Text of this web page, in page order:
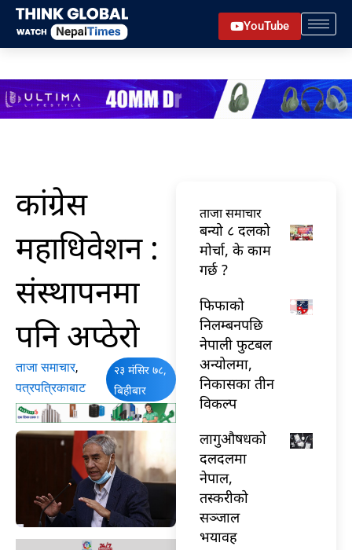
Skip
content
YouTube
कांग्रेस
महाधिवेशन :
संस्थापनमा
पनि अप्ठेरो
ताजा समाचार,
पत्रपत्रिकाबाट
२३ मंसिर ७८,
बिहीबार
ताजा समाचार
बन्यो ८ दलको
मोर्चा, के काम
गर्छ ?
फिफाको
निलम्बनपछि
नेपाली फुटबल
अन्योलमा,
निकासका तीन
विकल्प
लागुऔषधको
दलदलमा
नेपाल,
तस्करीको
सञ्जाल
भयावह